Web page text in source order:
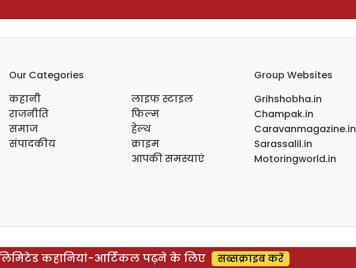
Our Categories
कहानी
राजनीति
समाज
संपादकीय
लाइफ स्टाइल
फिल्म
हेल्थ
क्राइम
आपकी समस्याएं
Group Websites
Grihshobha.in
Champak.in
Caravanmagazine.in
Sarassalil.in
Motoringworld.in
कहानियां-आर्टिकल पढ़ने के लिए सब्सक्राइब करें